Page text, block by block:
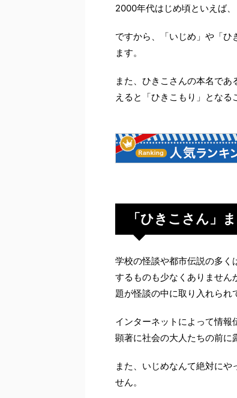
2000年代はじめ頃といえば
ですから、「いじめ」や「
ます。
また、ひきこさんの本名で
えると「ひきこもり」となる
「ひきこさん」
学校の怪談や都市伝説の多く
するものも少なくありません
題が怪談の中に取り入れられ
インターネットによって情
顕著に社会の大人たちの前に
また、いじめなんて絶対に
せん。